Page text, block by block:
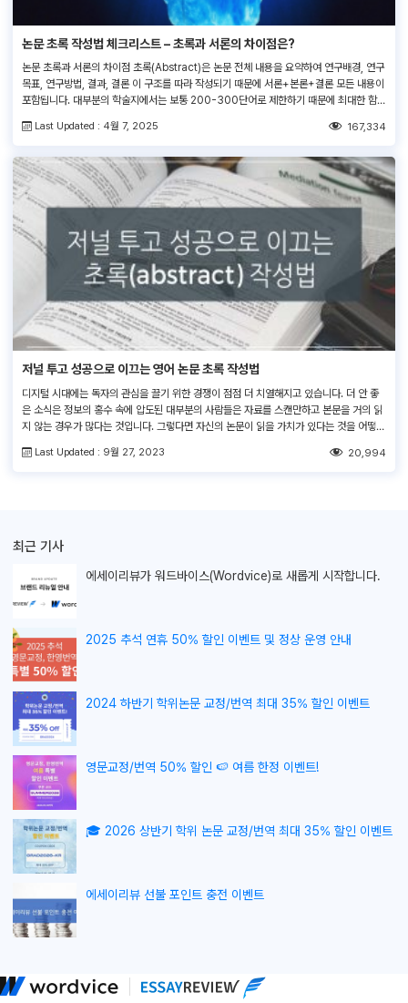
논문 초록 작성법 체크리스트 – 초록과 서론의 차이점은?
논문 초록과 서론의 차이점 초록(Abstract)은 논문 전체 내용을 요약하여 연구배경, 연구
목표, 연구방법, 결과, 결론 이 구조를 따라 작성되기 때문에 서론+본론+결론 모든 내용이
포함됩니다. 대부분의 학술지에서는 보통 200-300단어로 제한하기 때문에 최대한 함축
(Introduction)은 연구 배경에 대해 자세한 정보를 제공하는 것이 목적입니다. 일부 저자
Last Updated : 4월 7, 2025 167,334
저널 투고 성공으로 이끄는 영어 논문 초록 작성법
디지털 시대에는 독자의 관심을 끌기 위한 경쟁이 점점 더 치열해지고 있습니다. 더 안 좋
은 소식은 정보의 홍수 속에 압도된 대부분의 사람들은 자료를 스캔만하고 본문을 거의 읽
지 않는 경우가 많다는 것입니다. 그렇다면 자신의 논문이 읽을 가치가 있다는 것을 어떻게
(abstract)을 작성하는 것입니다. 초록(abstract)은 독자들이 여러분의 논문과 처음으
Last Updated : 9월 27, 2023 20,994
최근 기사
에세이리뷰가 워드바이스(Wordvice)로 새롭게 시작합니다.
2025 추석 연휴 50% 할인 이벤트 및 정상 운영 안내
2024 하반기 학위논문 교정/번역 최대 35% 할인 이벤트
영문교정/번역 50% 할인 🍉 여름 한정 이벤트!
🎓 2026 상반기 학위 논문 교정/번역 최대 35% 할인 이벤트
에세이리뷰 선불 포인트 충전 이벤트